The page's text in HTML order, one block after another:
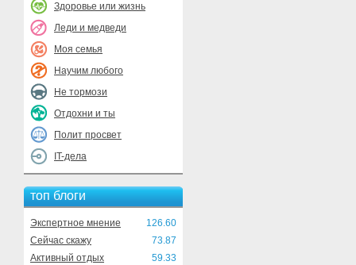
Здоровье или жизнь
Леди и медведи
Моя семья
Научим любого
Не тормози
Отдохни и ты
Полит просвет
IT-дела
топ блоги
Экспертное мнение
126.60
Сейчас скажу
73.87
Активный отдых
59.33